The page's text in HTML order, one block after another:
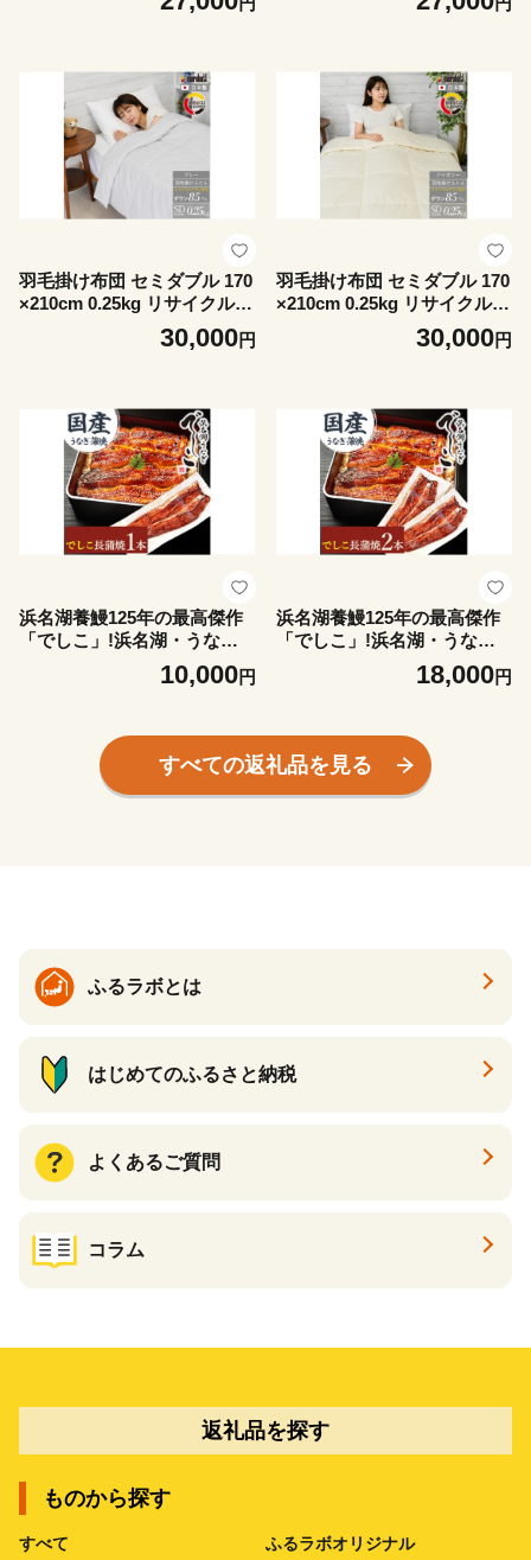
羽毛掛け布団 セミダブル 170
×210cm 0.25kg リサイクル羽
毛 85% グレー 無地【175260
30,000円
羽毛掛け布団 セミダブル 170
×210cm 0.25kg リサイクル羽
毛 85% アイボリー 無地【17
30,000円
浜名湖養鰻125年の最高傑作
「でしこ」!浜名湖・うなぎ
のたなか国産長蒲焼1本※簡
易箱・合計約110g【175797
10,000円
浜名湖養鰻125年の最高傑作
「でしこ」!浜名湖・うなぎ
のたなか国産長蒲焼2本※簡
易箱・合計約220g【175796
18,000円
すべての返礼品を見る
ふるラボとは
はじめてのふるさと納税
よくあるご質問
コラム
返礼品を探す
ものから探す
すべて ふるラボオリジナル